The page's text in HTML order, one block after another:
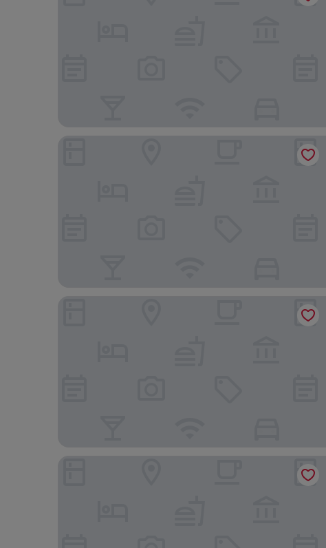
Plaza Inn Executive - Setor Oeste